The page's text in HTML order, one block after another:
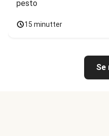
pesto
15 minutter
Se